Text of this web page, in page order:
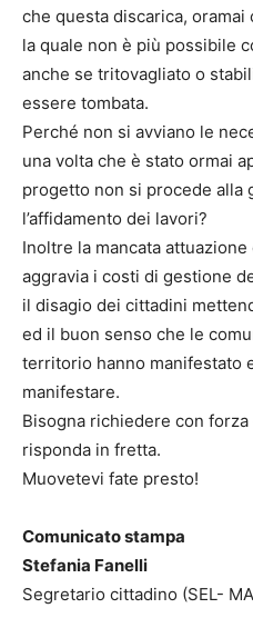
che questa discarica, oramai
la quale non è più possibile
anche se tritovagliato o
essere tombata.
Perché non si avviano le
una volta che è stato ormai
progetto non si procede alla
l’affidamento dei lavori?
Inoltre la mancata
aggravia i costi di gestione
il disagio dei cittadini
ed il buon senso che le
territorio hanno manifestato
manifestare.
Bisogna richiedere con
risponda in fretta.
Muovetevi fate presto!
Comunicato stampa
Stefania Fanelli
Segretario cittadino (SEL-